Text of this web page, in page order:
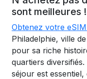
sont meilleures !
Obtenez votre
Philadelphie, ville
pour sa riche
quartiers
séjour est